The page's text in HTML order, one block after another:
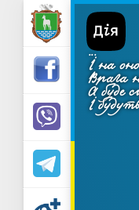
...
І на
Врага
А буде
І